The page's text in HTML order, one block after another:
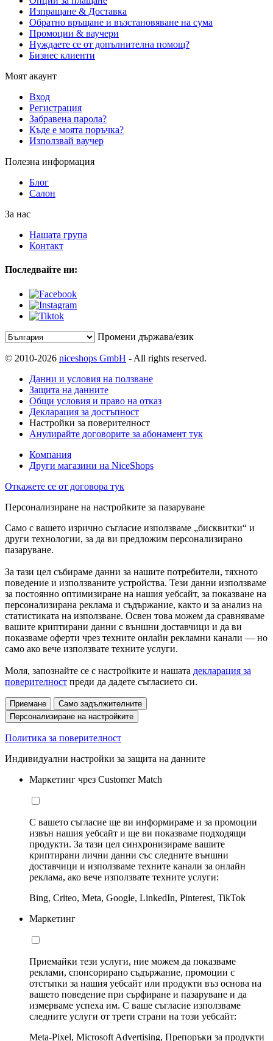
Изпращане & Доставка
Обратно връщане и възстановяване на сума
Промоции & ваучери
Нуждаете се от допълнителна помощ?
Бизнес клиенти
Моят акаунт
Вход
Регистрация
Забравена парола?
Къде е моята поръчка?
Използвай ваучер
Полезна информация
Блог
Салон
За нас
Нашата група
Контакт
Последвайте ни:
Промени държава/език
© 2010-2026 niceshops GmbH - All rights reserved.
Данни и условия на ползване
Защита на данните
Общи условия и право на отказ
Декларация за достъпност
Настройки за поверителност
Анулирайте договорите за абонамент тук
Компания
Други магазини на NiceShops
Откажете се от договора тук
Персонализиране на настройките за пазаруване
Само с вашето изрично съгласие използваме „бисквитки“ и
други технологии, за да ви предложим персонализирано
пазаруване.
За тази цел събираме данни за нашите потребители, тяхното
поведение и използваните устройства. Тези данни използваме
за постоянно оптимизиране на нашия уебсайт, за показване на
персонализирана реклама и съдържание, както и за анализ на
статистиката на използване. Освен това можем да сравняваме
вашите криптирани данни с външни доставчици и да ви
показваме оферти чрез техните онлайн рекламни канали — но
само ако вече използвате техните услуги.
Моля, запознайте се с настройките и нашата декларация за
поверителност преди да дадете съгласието си.
Приемане
Само задължителните
Персонализиране на настройките
Политика за поверителност
Индивидуални настройки за защита на данните
Маркетинг чрез Customer Match
С вашето съгласие ще ви информираме и за промоции
извън нашия уебсайт и ще ви показваме подходящи
продукти. За тази цел синхронизираме вашите
криптирани лични данни със следните външни
доставчици и използваме техните канали за онлайн
реклама, ако вече използвате техните услуги:
Bing, Criteo, Meta, Google, LinkedIn, Pinterest, TikTok
Маркетинг
Приемайки тези услуги, ние можем да показваме
реклами, спонсорирано съдържание, промоции с
отстъпки за нашия уебсайт или продукти въз основа на
вашето поведение при сърфиране и пазаруване и да
измерваме успеха им. С ваше съгласие използваме
следните услуги от трети страни на този уебсайт:
Meta-Pixel, Microsoft Advertising, Препоръки за продукти